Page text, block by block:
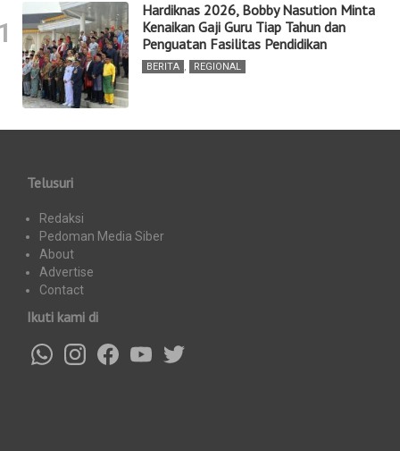
Hardiknas 2026, Bobby Nasution Minta
Kenaikan Gaji Guru Tiap Tahun dan
Penguatan Fasilitas Pendidikan
BERITA , REGIONAL
Telusuri
Redaksi
Pedoman Media Siber
About
Advertise
Contact
Ikuti kami di